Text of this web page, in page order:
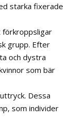
starka fixerade
förkroppsligar
grupp. Efter
och dystra
som bär
Dessa
som individer